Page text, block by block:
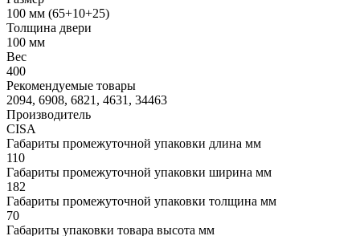
100 мм (65+10+25)
Толщина двери
100 мм
Вес
400
Рекомендуемые товары
2094, 6908, 6821, 4631, 34463
Производитель
CISA
Габариты промежуточной упаковки длина мм
110
Габариты промежуточной упаковки ширина мм
182
Габариты промежуточной упаковки толщина мм
70
Габариты упаковки товара высота мм